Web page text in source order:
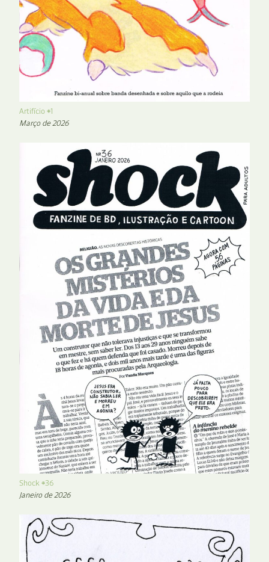
Artifício #1
Março de 2026
Shock #36
Janeiro de 2026